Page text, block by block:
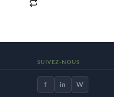
SUIVEZ-NOUS
f in W